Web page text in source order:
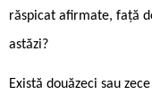
răspicat afirmate, față
astăzi?
Există douăzeci sau